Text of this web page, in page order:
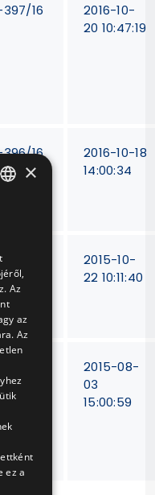
16
2016-10-
20 10:47:19
16
2016-10-18
14:00:34
14
2015-10-
22 10:11:40
2015-08-
03
15:00:59
×
Az
az
Az
ez a